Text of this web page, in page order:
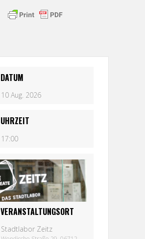
DATUM
10 Aug. 2026
UHRZEIT
17:00
VERANSTALTUNGSORT
Stadtlabor Zeitz